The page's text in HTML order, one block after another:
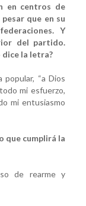
en centros de
que en su
Y
del partido.
dice la letra?
“a Dios
mi esfuerzo,
mi entusiasmo
que cumplirá la
de rearme y